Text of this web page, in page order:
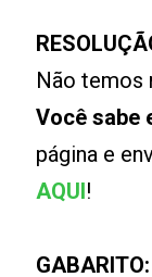
Não temos
Você sabe
página e
AQUI!
GABARITO: